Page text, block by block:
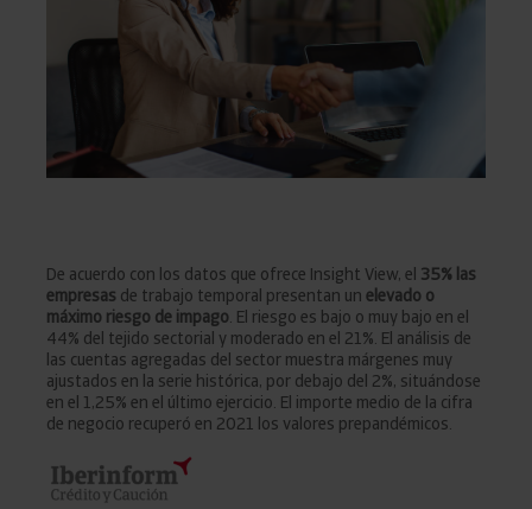
De acuerdo con los datos que ofrece Insight View, el 35% las
empresas de trabajo temporal presentan un elevado o
máximo riesgo de impago. El riesgo es bajo o muy bajo en el
44% del tejido sectorial y moderado en el 21%. El análisis de
las cuentas agregadas del sector muestra márgenes muy
ajustados en la serie histórica, por debajo del 2%, situándose
en el 1,25% en el último ejercicio. El importe medio de la cifra
de negocio recuperó en 2021 los valores prepandémicos.